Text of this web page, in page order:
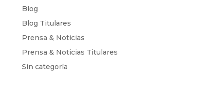
Blog
Blog Titulares
Prensa & Noticias
Prensa & Noticias Titulares
Sin categoría